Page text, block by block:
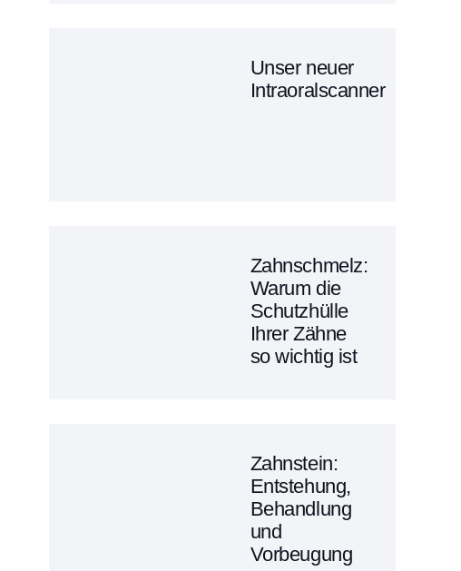
Unser neuer
Intraoralscanner
Zahnschmelz:
Warum die
Schutzhülle
Ihrer Zähne
so wichtig ist
Zahnstein:
Entstehung,
Behandlung
und
Vorbeugung